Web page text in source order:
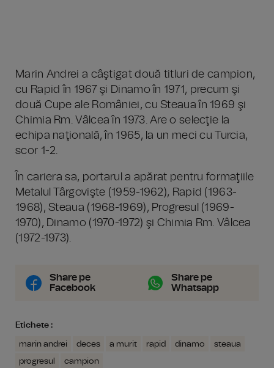
Marin Andrei a câştigat două titluri de campion,
cu Rapid în 1967 şi Dinamo în 1971, precum şi
două Cupe ale României, cu Steaua în 1969 şi
Chimia Rm. Vâlcea în 1973. Are o selecţie la
echipa naţională, în 1965, la un meci cu Turcia,
scor 1-2.
În cariera sa, portarul a apărat pentru formaţiile
Metalul Târgovişte (1959-1962), Rapid (1963-
1968), Steaua (1968-1969), Progresul (1969-
1970), Dinamo (1970-1972) şi Chimia Rm. Vâlcea
(1972-1973).
Share pe
Facebook
Share pe
Whatsapp
Etichete :
marin andrei deces a murit rapid dinamo
steaua
progresul
campion